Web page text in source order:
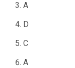
A
D
C
A